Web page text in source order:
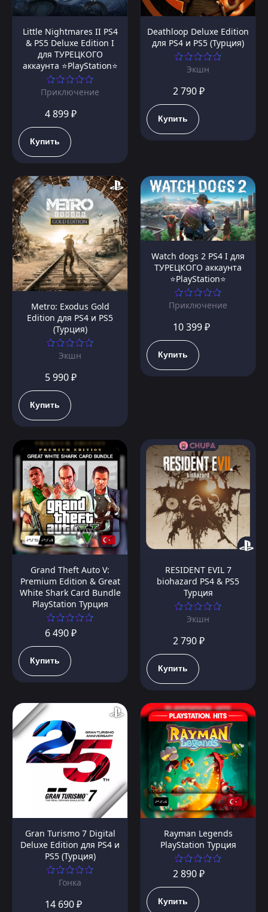
Little Nightmares II PS4
& PS5 Deluxe Edition I
для ТУРЕЦКОГО
аккаунта ⭐PlayStation⭐
Приключение
4 899 ₽
Купить
Deathloop Deluxe Edition
для PS4 и PS5 (Турция)
Экшн
2 790 ₽
Купить
Metro: Exodus Gold
Edition для PS4 и PS5
(Турция)
Экшн
5 990 ₽
Купить
Watch dogs 2 PS4 I для
ТУРЕЦКОГО аккаунта
⭐PlayStation⭐
Приключение
10 399 ₽
Купить
Grand Theft Auto V:
Premium Edition & Great
White Shark Card Bundle
PlayStation Турция
6 490 ₽
Купить
RESIDENT EVIL 7
biohazard PS4 & PS5
Турция
Экшн
2 790 ₽
Купить
Gran Turismo 7 Digital
Deluxe Edition для PS4 и
PS5 (Турция)
Гонка
14 690 ₽
Rayman Legends
PlayStation Турция
2 890 ₽
Купить